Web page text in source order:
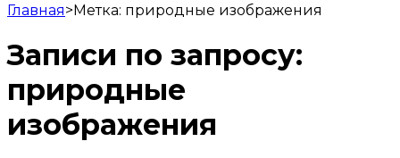
Главная>Метка: природные изображения
Записи по запросу:
природные
изображения